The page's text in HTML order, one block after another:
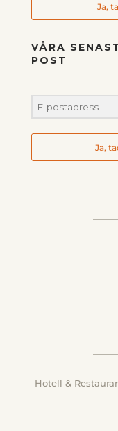
Ja,
VÅRA
POST
Ja,
Hotell &